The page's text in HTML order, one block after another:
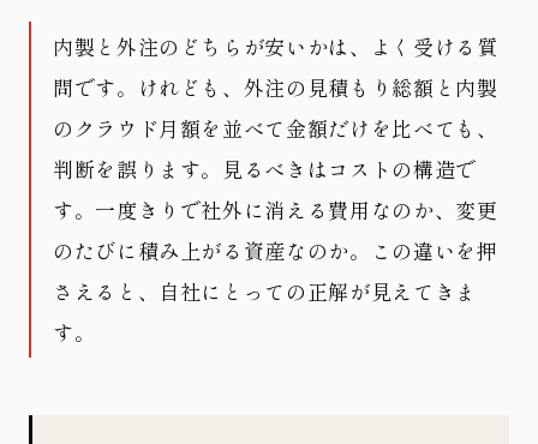
内製と外注のどちらが安いかは、よく受ける質
問です。けれども、外注の見積もり総額と内製
のクラウド月額を並べて金額だけを比べても、
判断を誤ります。見るべきはコストの構造で
す。一度きりで社外に消える費用なのか、変更
のたびに積み上がる資産なのか。この違いを押
さえると、自社にとっての正解が見えてきま
す。